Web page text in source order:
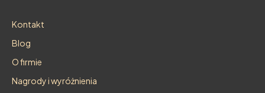
Kontakt
Blog
O firmie
Nagrody i wyróżnienia